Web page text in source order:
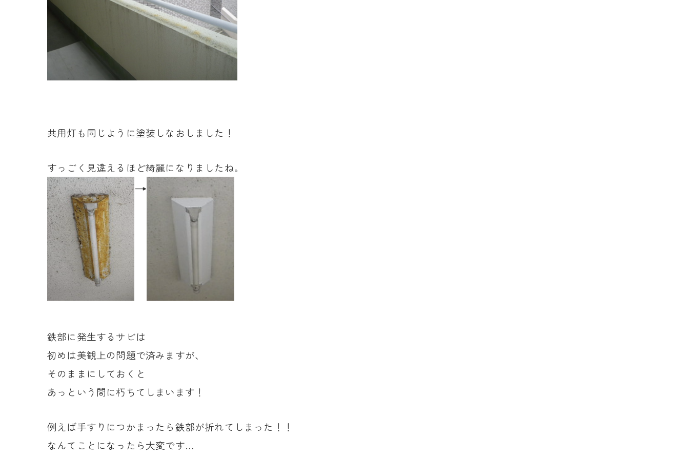
共用灯も同じように塗装しなおしました！
すっごく見違えるほど綺麗に なりましたね。
→
鉄部に発生するサビは
初めは美観上の問題で済みますが、
そのままにしておくと
あっという間に朽ちてしまいます！
例えば手すりにつかまったら鉄部が折れてしまった！！
なんてことになったら大変です…